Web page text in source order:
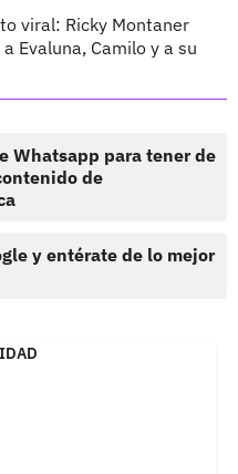
viral: Ricky Montaner
Evaluna, Camilo y a su
Whatsapp para tener de
de
y entérate de lo mejor